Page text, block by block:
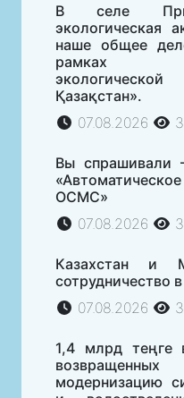
В селе
экологическая
наше общее
рамках
Қазақстан».
07.08.2026
Вы спрашивали
ОСМС»
07.08.2026
Казахстан и
сотрудничество
07.08.2026
1,4 млрд теңге
модернизацию